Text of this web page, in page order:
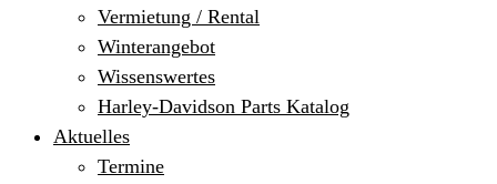
Vermietung / Rental
Winterangebot
Wissenswertes
Harley-Davidson Parts Katalog
Aktuelles
Termine